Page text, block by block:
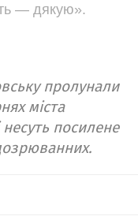
— дякую».
пролунали
міста
посилене